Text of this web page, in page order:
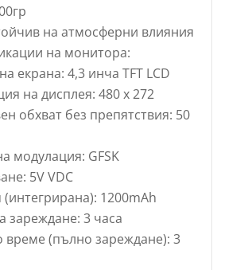
на атмосферни влияния
на монитора:
екрана: 4,3 инча TFT LCD
на дисплея: 480 x 272
обхват без препятствия: 50
модулация: GFSK
5V VDC
(интегрирана): 1200mAh
зареждане: 3 часа
време (пълно зареждане): 3